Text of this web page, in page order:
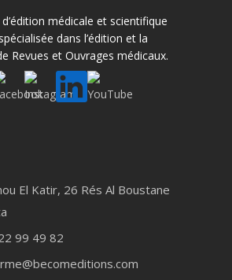
médicale et scientifique
dans l’édition et la
Revues et Ouvrages médicaux.
El Katir, 26 Rés Al Boustane
99 49 82